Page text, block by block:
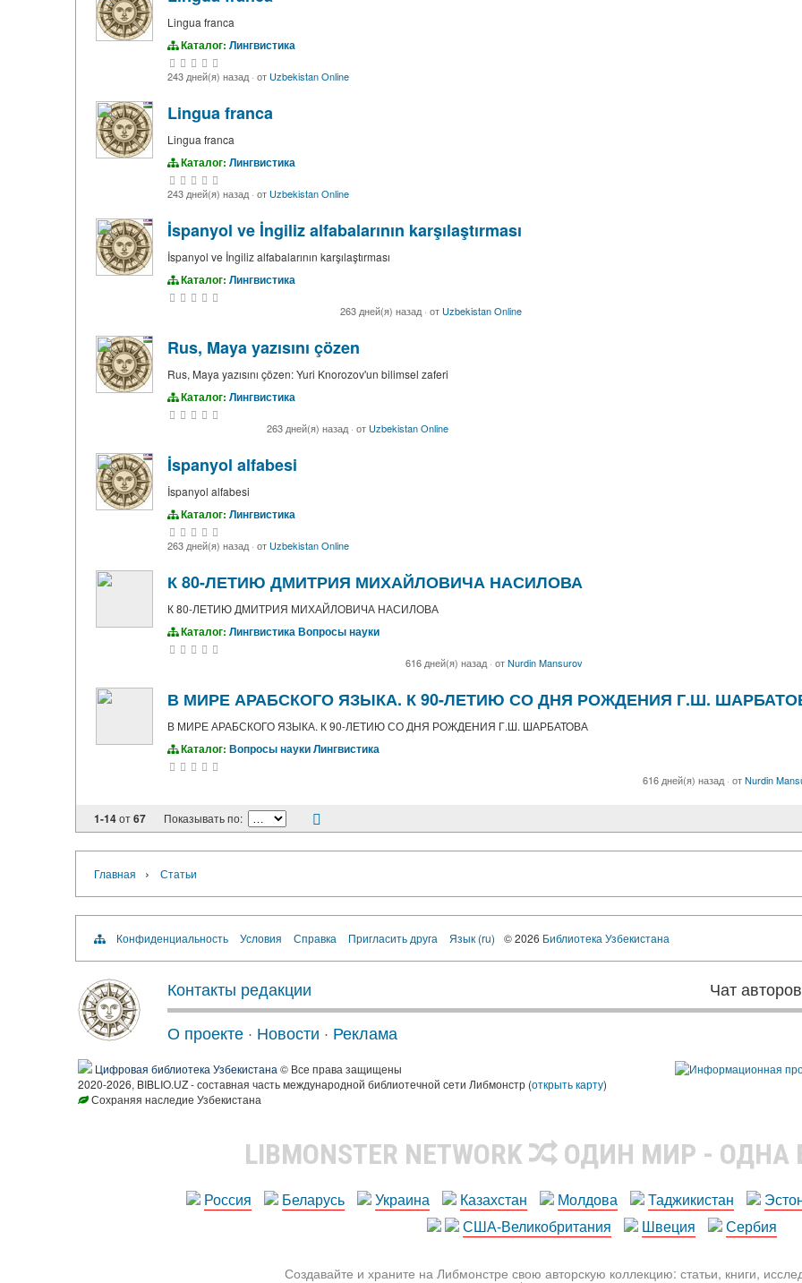
Lingua franca
Каталог: Лингвистика
243 дней(я) назад · от Uzbekistan Online
Lingua franca
Lingua franca
Каталог: Лингвистика
243 дней(я) назад · от Uzbekistan Online
İspanyol ve İngiliz alfabalarının karşılaştırması
İspanyol ve İngiliz alfabalarının karşılaştırması
Каталог: Лингвистика
263 дней(я) назад · от Uzbekistan Online
Rus, Maya yazısını çözen
Rus, Maya yazısını çözen: Yuri Knorozov'un bilimsel zaferi
Каталог: Лингвистика
263 дней(я) назад · от Uzbekistan Online
İspanyol alfabesi
İspanyol alfabesi
Каталог: Лингвистика
263 дней(я) назад · от Uzbekistan Online
К 80-ЛЕТИЮ ДМИТРИЯ МИХАЙЛОВИЧА НАСИЛОВА
К 80-ЛЕТИЮ ДМИТРИЯ МИХАЙЛОВИЧА НАСИЛОВА
Каталог: ЛингвистикаВопросы науки
616 дней(я) назад · отNurdin Mansurov
В МИРЕ АРАБСКОГО ЯЗЫКА. К 90-ЛЕТИЮ СО ДНЯ РОЖДЕНИЯ Г.Ш.
В МИРЕ АРАБСКОГО ЯЗЫКА. К 90-ЛЕТИЮ СО ДНЯ РОЖДЕНИЯ Г.Ш. ШАРБАТОВА
Каталог: Вопросы наукиЛингвистика
616 дней(я) назад · отNurdin
1-14от67 Показывать по:
Главная › Статьи
Конфиденциальность Условия Справка Пригласить друга Язык (ru) © 2026 Библиотека Узбекистана
Контакты редакции Чат
О проекте · Новости · Реклама
Цифровая библиотека Узбекистана © Все права защищены
2020-2026, BIBLIO.UZ - составная часть международной библиотечной сети Либмонстр (открыть карту)
Сохраняя наследие Узбекистана
LIBMONSTER NETWORK ОДИН МИР - ОДНА
Россия Беларусь Украина Казахстан Молдова Таджикистан
США-Великобритания
Швеция Сербия
Создавайте и храните на Либмонстре свою авторскую коллекцию: статьи, книги,